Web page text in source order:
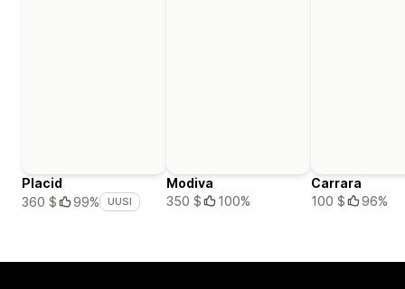
Placid
360 $
99% UUSI
Modiva
350 $
100%
Carrara
100 $
96%